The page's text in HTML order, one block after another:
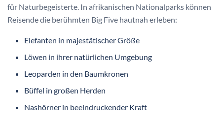
für Naturbegeisterte. In afrikanischen Nationalparks können
Reisende die berühmten Big Five hautnah erleben:
Elefanten in majestätischer Größe
Löwen in ihrer natürlichen Umgebung
Leoparden in den Baumkronen
Büffel in großen Herden
Nashörner in beeindruckender Kraft